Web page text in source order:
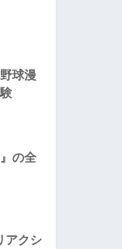
球漫
の全
アクシ